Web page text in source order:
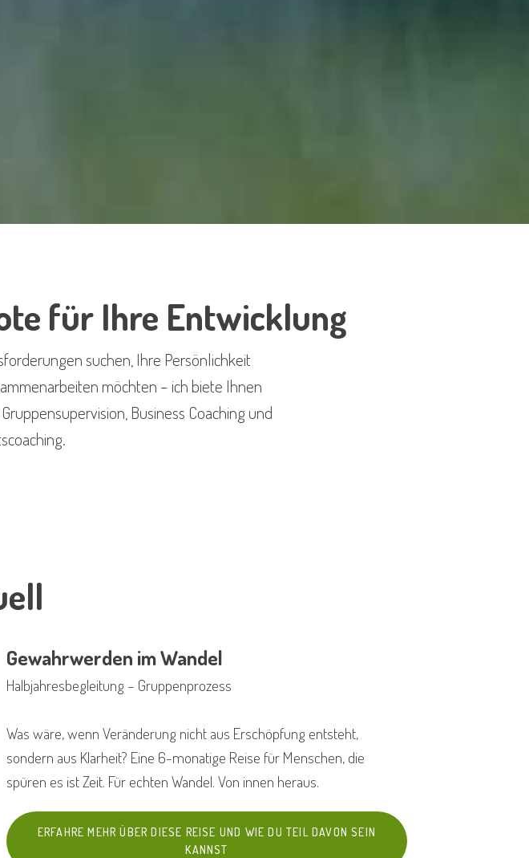
für Ihre Entwicklung
suchen, Ihre Persönlichkeit
möchten – ich biete Ihnen
Business Coaching und
Gewahrwerden im Wandel
Halbjahresbegleitung – Gruppenprozess
Was wäre, wenn Veränderung nicht aus Erschöpfung entsteht,
sondern aus Klarheit? Eine 6-monatige Reise für Menschen, die
spüren es ist Zeit. Für echten Wandel. Von innen heraus.
ERFAHRE MEHR ÜBER DIESE REISE UND WIE DU TEIL DAVON SEIN
KANNST